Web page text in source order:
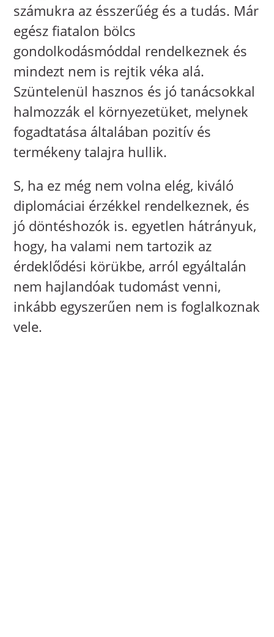
számukra az ésszerűég és a tudás. Már
egész fiatalon bölcs
gondolkodásmóddal rendelkeznek és
mindezt nem is rejtik véka alá.
Szüntelenül hasznos és jó tanácsokkal
halmozzák el környezetüket, melynek
fogadtatása általában pozitív és
termékeny talajra hullik.
S, ha ez még nem volna elég, kiváló
diplomáciai érzékkel rendelkeznek, és
jó döntéshozók is. egyetlen hátrányuk,
hogy, ha valami nem tartozik az
érdeklődési körükbe, arról egyáltalán
nem hajlandóak tudomást venni,
inkább egyszerűen nem is foglalkoznak
vele.